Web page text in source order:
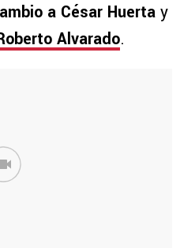
a César Huerta y
Alvarado.